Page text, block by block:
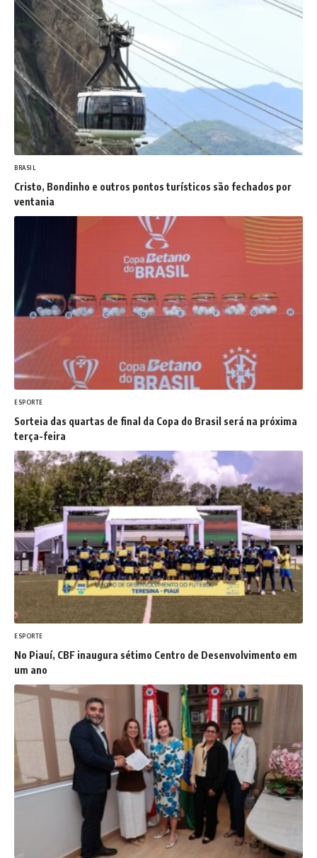
BRASIL
Cristo, Bondinho e outros pontos turísticos são fechados por
ventania
ESPORTE
Sorteia das quartas de final da Copa do Brasil será na próxima
terça-feira
ESPORTE
No Piauí, CBF inaugura sétimo Centro de Desenvolvimento em
um ano